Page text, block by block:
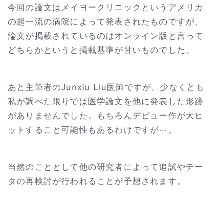
今回の論文はメイヨークリニックというアメリカ
の超一流の病院によって発表されたものですが、
論文が掲載されているのはオンライン版と言って
どちらかというと掲載基準が甘いものでした。
あと主筆者のJunxiu Liu医師ですが、少なくとも
私が調べた限りでは医学論文を他に発表した形跡
がありませんでした。もちろんデビュー作が大ヒ
ットすること可能性もあるわけですが⋯。
当然のこととして他の研究者によって追試やデー
タの再検討が行われることが予想されます。